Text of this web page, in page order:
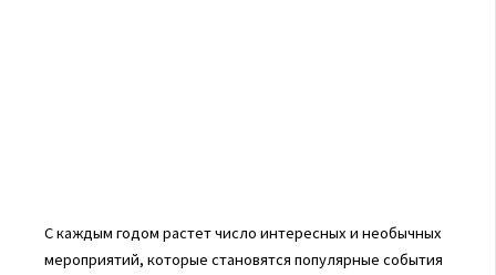
С каждым годом растет число интересных и необычных
мероприятий, которые становятся популярные события